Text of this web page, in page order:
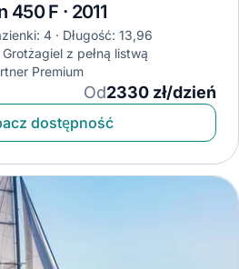
F · 2011
4
Długość: 13,96
Grotżagiel z pełną listwą
Premium
Od2330 zł/dzień
dostępność